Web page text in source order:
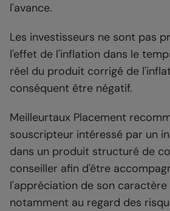
l'avance.
Les investisseurs ne sont pas
l'effet de l'inflation dans le
réel du produit corrigé de
conséquent être négatif.
Meilleurtaux Placement
souscripteur intéressé par un
dans un produit structuré de
conseiller afin d'être
l'appréciation de son
notamment au regard des